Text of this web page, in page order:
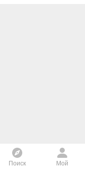
Поиск Мой